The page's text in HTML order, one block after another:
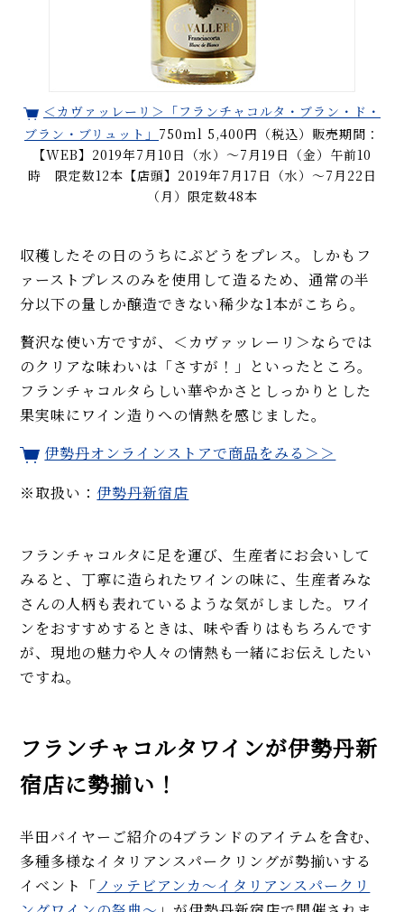
＜カヴァッレーリ＞「フランチャコルタ・ブラン・ド・
ブラン・ブリュット」 750ml 5,400円（税込）販売期間：
【WEB】2019年7月10日（水）〜7月19日（金）午前10
時 限定数12本【店頭】2019年7月17日（水）〜7月22日
（月）限定数48本
収穫したその日のうちにぶどうをプレス。しかもフ
ァーストプレスのみを使用して造るため、通常の半
分以下の量しか醸造できない稀少な1本がこちら。
贅沢な使い方ですが、＜カヴァッレーリ＞ならでは
のクリアな味わいは「さすが！」といったところ。
フランチャコルタらしい華やかさとしっかりとした
果実味にワイン造りへの情熱を感じました。
伊勢丹オンラインストアで商品をみる＞＞
※取扱い： 伊勢丹新宿店
フランチャコルタに足を運び、生産者にお会いして
みると、丁寧に造られたワインの味に、生産者みな
さんの人柄も表れているような気がしました。ワイ
ンをおすすめするときは、味や香りはもちろんです
が、現地の魅力や人々の情熱も一緒にお伝えしたい
ですね。
フランチャコルタワインが伊勢丹新
宿店に勢揃い！
半田バイヤーご紹介の4ブランドのアイテムを含む、
多種多様なイタリアンスパークリングが勢揃いする
イベント「ノッテビアンカ〜イタリアンスパークリ